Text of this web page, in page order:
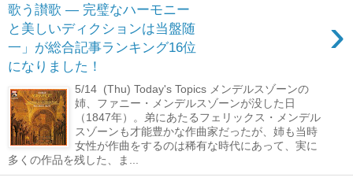
歌う讃歌 ― 完璧なハーモニー
と美しいディクションは当盤随
一」が総合記事ランキング16位
になりました！
›
5/14 (Thu) Today's Topics メンデルスゾーンの
姉、ファニー・メンデルスゾーンが没した日
（1847年）。弟にあたるフェリックス・メンデル
スゾーンも才能豊かな作曲家だったが、姉も当時
女性が作曲をするのは稀有な時代にあって、実に
多くの作品を残した、ま...